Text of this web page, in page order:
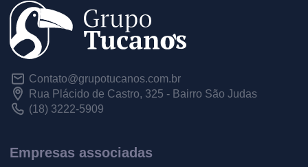
Contato@grupotucanos.com.br
Rua Plácido de Castro, 325 - Bairro São Judas
(18) 3222-5909
Empresas associadas